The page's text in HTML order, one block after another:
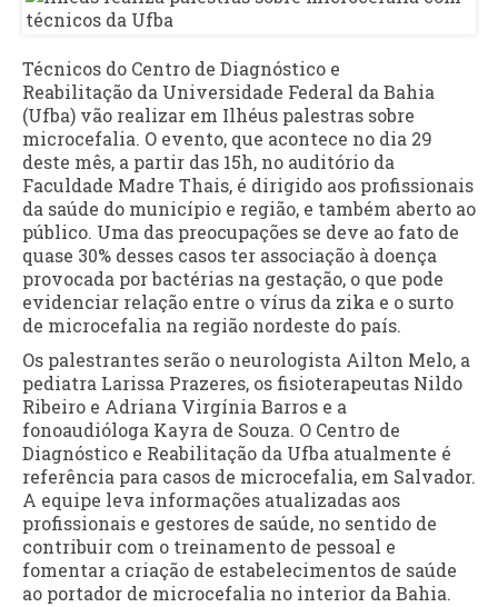
Técnicos do Centro de Diagnóstico e
Reabilitação da Universidade Federal da Bahia
(Ufba) vão realizar em Ilhéus palestras sobre
microcefalia. O evento, que acontece no dia 29
deste mês, a partir das 15h, no auditório da
Faculdade Madre Thais, é dirigido aos profissionais
da saúde do município e região, e também aberto ao
público. Uma das preocupações se deve ao fato de
quase 30% desses casos ter associação à doença
provocada por bactérias na gestação, o que pode
evidenciar relação entre o vírus da zika e o surto
de microcefalia na região nordeste do país.
Os palestrantes serão o neurologista Ailton Melo, a
pediatra Larissa Prazeres, os fisioterapeutas Nildo
Ribeiro e Adriana Virgínia Barros e a
fonoaudióloga Kayra de Souza. O Centro de
Diagnóstico e Reabilitação da Ufba atualmente é
referência para casos de microcefalia, em Salvador.
A equipe leva informações atualizadas aos
profissionais e gestores de saúde, no sentido de
contribuir com o treinamento de pessoal e
fomentar a criação de estabelecimentos de saúde
ao portador de microcefalia no interior da Bahia.